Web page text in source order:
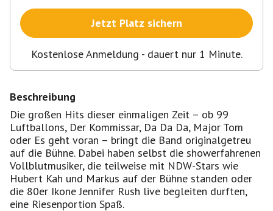
Jetzt Platz sichern
Kostenlose Anmeldung - dauert nur 1 Minute.
Beschreibung
Die großen Hits dieser einmaligen Zeit – ob 99
Luftballons, Der Kommissar, Da Da Da, Major Tom
oder Es geht voran – bringt die Band originalgetreu
auf die Bühne. Dabei haben selbst die showerfahrenen
Vollblutmusiker, die teilweise mit NDW-Stars wie
Hubert Kah und Markus auf der Bühne standen oder
die 80er Ikone Jennifer Rush live begleiten durften,
eine Riesenportion Spaß.